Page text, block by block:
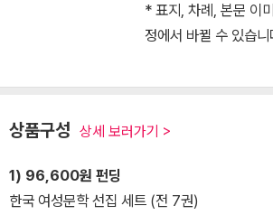
* 표지, 차례, 본문 이
정에서 바뀔 수 있습니
상품구성 상세 보러가기 >
1) 96,600원 펀딩
한국 여성문학 선집 세트 (전 7권)